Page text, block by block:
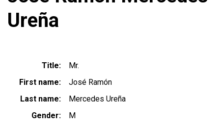
Ureña
Title
Mr.
First name
José Ramón
Last name
Mercedes Ureña
Gender
M